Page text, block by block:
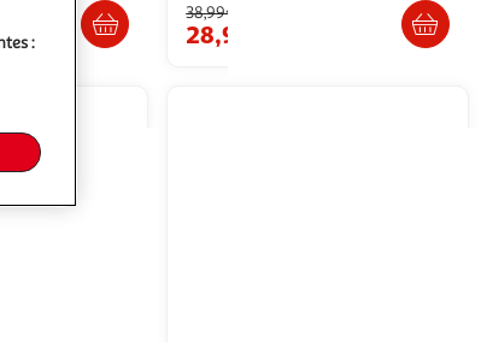
38,99€
28,99€
: